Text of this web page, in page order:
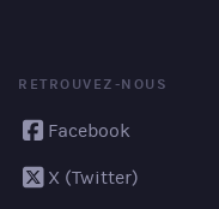
RETROUVEZ-NOUS
Facebook
X (Twitter)